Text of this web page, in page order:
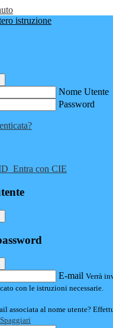
Nome Utente
Password
Entra con CIE
E-mail Verrà
con le istruzioni necessarie.
associata al nome utente?